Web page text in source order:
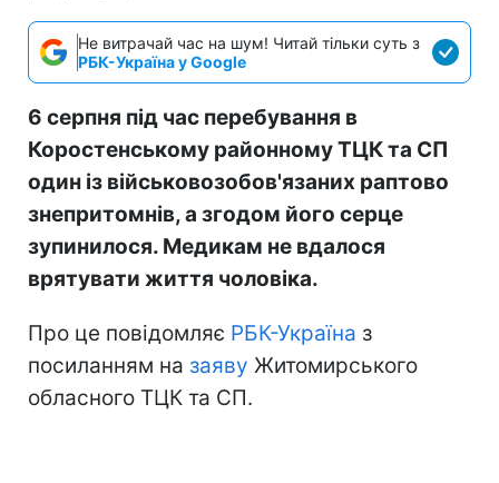
Не витрачай час на шум! Читай тільки суть з
РБК-Україна у Google
6 серпня під час перебування в
Коростенському районному ТЦК та СП
один із військовозобов'язаних раптово
знепритомнів, а згодом його серце
зупинилося. Медикам не вдалося
врятувати життя чоловіка.
Про це повідомляє РБК-Україна з
посиланням на заяву Житомирського
обласного ТЦК та СП.